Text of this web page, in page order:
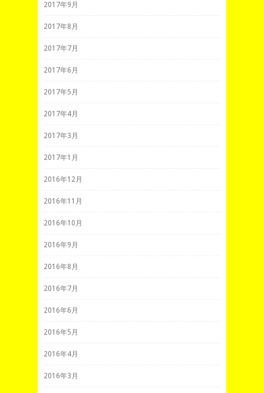
2017年9月
2017年8月
2017年7月
2017年6月
2017年5月
2017年4月
2017年3月
2017年1月
2016年12月
2016年11月
2016年10月
2016年9月
2016年8月
2016年7月
2016年6月
2016年5月
2016年4月
2016年3月